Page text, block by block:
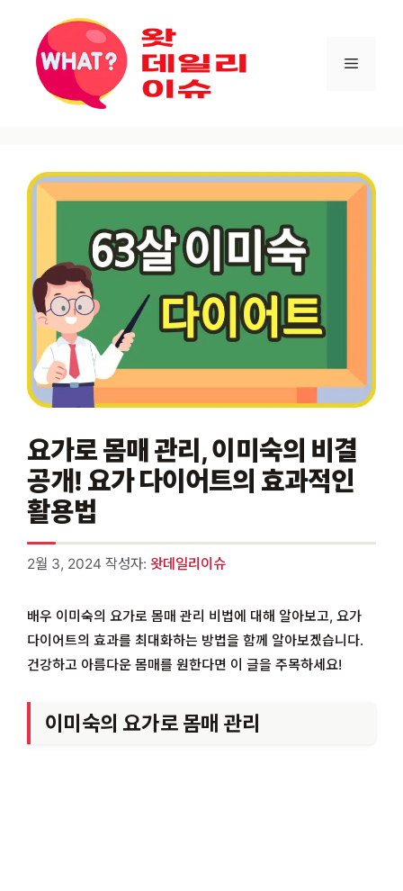
건너뛰기
메뉴
요가로 몸매 관리, 이미숙의 비결
공개! 요가 다이어트의 효과적인
활용법
2월 3, 2024 작성자: 왓데일리이슈
배우 이미숙의 요가로 몸매 관리 비법에 대해 알아보고, 요가
다이어트의 효과를 최대화하는 방법을 함께 알아보겠습니다.
건강하고 아름다운 몸매를 원한다면 이 글을 주목하세요!
이미숙의 요가로 몸매 관리